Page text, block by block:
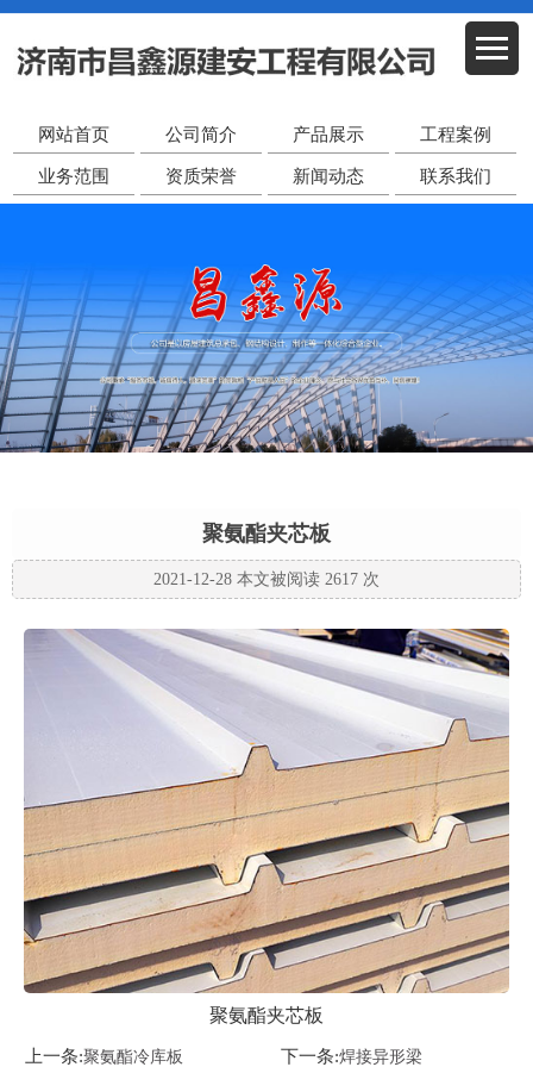
网站首页 公司简介 产品展示 工程案例
业务范围 资质荣誉 新闻动态 联系我们
聚氨酯夹芯板
2021-12-28 本文被阅读 2617 次
聚氨酯夹芯板
上一条:聚氨酯冷库板 下一条:焊接异形梁